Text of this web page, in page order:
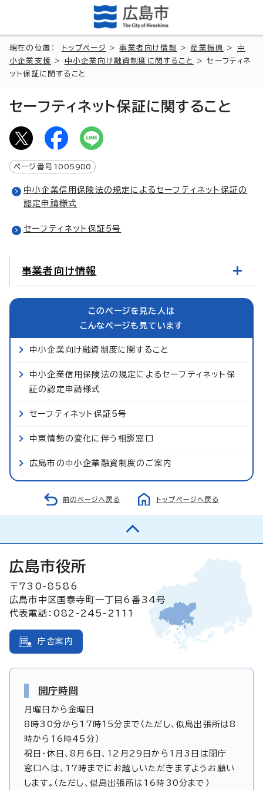
現在の位置： トップページ >事業者向け情報 > 産業振興 > 中
小企業支援
> 中小企業向け融資制度に関すること
> セーフティネ
ット保証に関すること
セーフティネット保証に関すること
ページ番号 1005980
中小企業信用保険法の規定によるセーフティネット保証の
認定申請様式
セーフティネット保証5号
事業者向け情報
このページを見た人は
こんなページも見ています
中小企業向け融資制度に関すること
中小企業信用保険法の規定によるセーフティネット保
証の認定申請様式
セーフティネット保証5号
中東情勢の変化に伴う相談窓口
広島市の中小企業融資制度のご案内
前のページへ戻る トップページへ戻る
広島市役所
〒730-8586
広島市中区国泰寺町一丁目6番34号
代表電話：082-245-2111
庁舎案内
開庁時間
月曜日から金曜日
8時30分から17時15分まで（ただし、似島出張所は8
時から16時45分）
祝日・休日、8月6日、12月29日から1月3日は閉庁
窓口へは、17時までにお越しいただきますようお願い
します。（ただし、似島出張所は16時30分まで）